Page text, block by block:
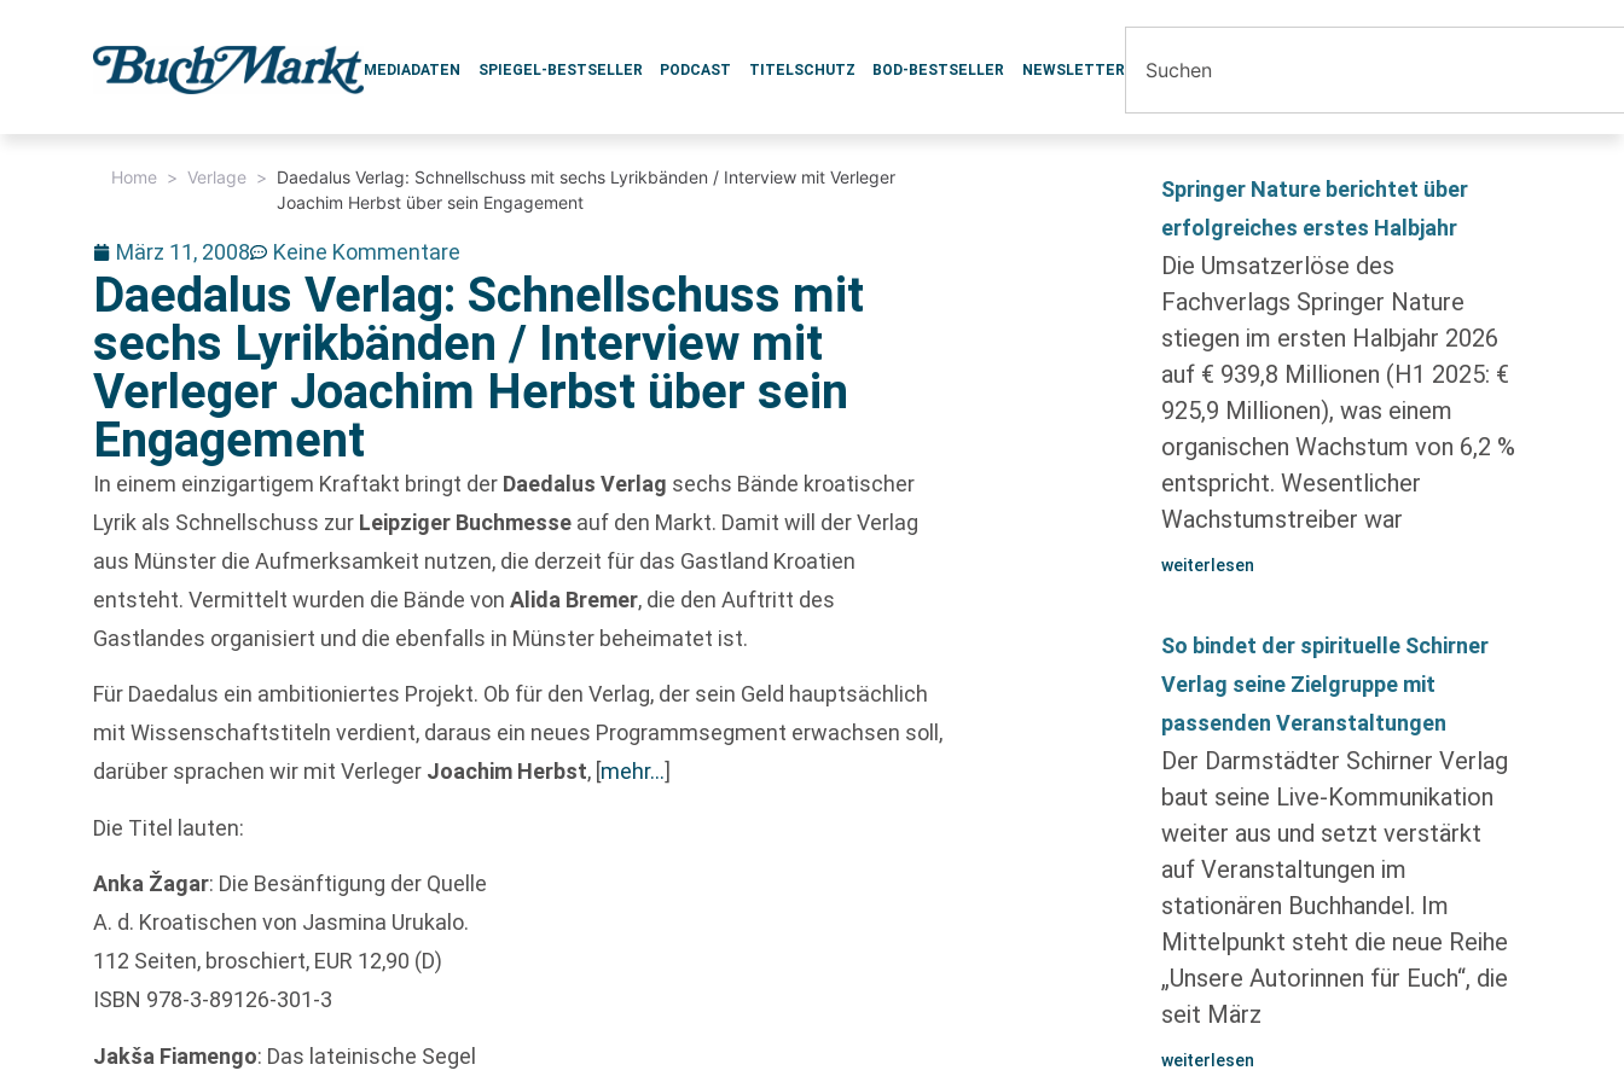
MEDIADATEN SPIEGEL-BESTSELLER PODCAST TITELSCHUTZ BOD-BESTSELLER NEWSLETTER
Home > Verlage > Daedalus Verlag: Schnellschuss mit sechs Lyrikbänden / Interview mit Verleger
Joachim Herbst über sein Engagement
März 11, 2008 Keine Kommentare
Daedalus Verlag: Schnellschuss mit
sechs Lyrikbänden / Interview mit
Verleger Joachim Herbst über sein
Engagement
In einem einzigartigem Kraftakt bringt der Daedalus Verlag sechs Bände kroatischer
Lyrik als Schnellschuss zur Leipziger Buchmesse auf den Markt. Damit will der Verlag
aus Münster die Aufmerksamkeit nutzen, die derzeit für das Gastland Kroatien
entsteht. Vermittelt wurden die Bände vonAlida Bremer, die den Auftritt des
Gastlandes organisiert und die ebenfalls in Münster beheimatet ist.
Für Daedalus ein ambitioniertes Projekt. Ob für den Verlag, der sein Geld hauptsächlich
mit Wissenschaftstiteln verdient, daraus ein neues Programmsegment erwachsen soll,
darüber sprachen wir mit Verleger Joachim Herbst, [mehr…]
Die Titel lauten:
Anka Žagar: Die Besänftigung der Quelle
A. d. Kroatischen von Jasmina Urukalo.
112 Seiten, broschiert, EUR 12,90 (D)
ISBN 978-3-89126-301-3
Jakša Fiamengo: Das lateinische Segel
Springer Nature berichtet über
erfolgreiches erstes Halbjahr
Die Umsatzerlöse des
Fachverlags Springer Nature
stiegen im ersten Halbjahr 2026
auf € 939,8 Millionen (H1 2025: €
925,9 Millionen), was einem
organischen Wachstum von 6,2 %
entspricht. Wesentlicher
Wachstumstreiber war
weiterlesen
So bindet der spirituelle Schirner
Verlag seine Zielgruppe mit
passenden Veranstaltungen
Der Darmstädter Schirner Verlag
baut seine Live-Kommunikation
weiter aus und setzt verstärkt
auf Veranstaltungen im
stationären Buchhandel. Im
Mittelpunkt steht die neue Reihe
„Unsere Autorinnen für Euch“, die
seit März
weiterlesen